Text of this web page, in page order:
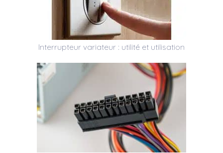
Interrupteur variateur : utilité et utilisation